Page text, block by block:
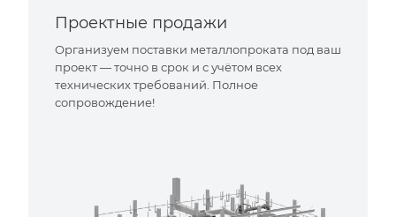
Проектные продажи
Организуем поставки металлопроката под ваш
проект — точно в срок и с учётом всех
технических требований. Полное
сопровождение!